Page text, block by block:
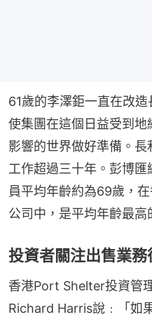
61歲的李澤鉅一直在改
使集團在這個日益受到
影響的世界做好準備。
工作超過三十年。彭博
員平均年齡約為69歲，
公司中，是平均年齡最高
投資者關注出售業務
香港Port Shelter投資管
Richard Harris說﹕「如